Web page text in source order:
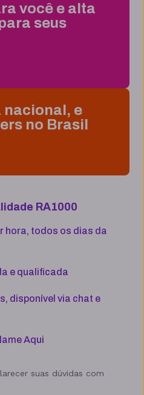
você e alta
seus
nacional, e
no Brasil
RA1000
hora, todos os dias da
e qualificada
disponível via chat e
Aqui
suas dúvidas com